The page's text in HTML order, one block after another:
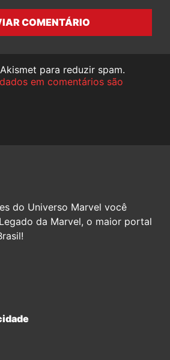
COMENTÁRIO
para reduzir spam.
em comentários são
do Universo Marvel você
da Marvel, o maior portal